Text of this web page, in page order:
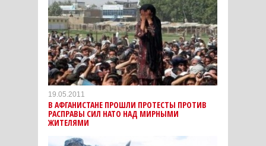
19.05.2011
В АФГАНИСТАНЕ ПРОШЛИ ПРОТЕСТЫ ПРОТИВ
РАСПРАВЫ СИЛ НАТО НАД МИРНЫМИ
ЖИТЕЛЯМИ